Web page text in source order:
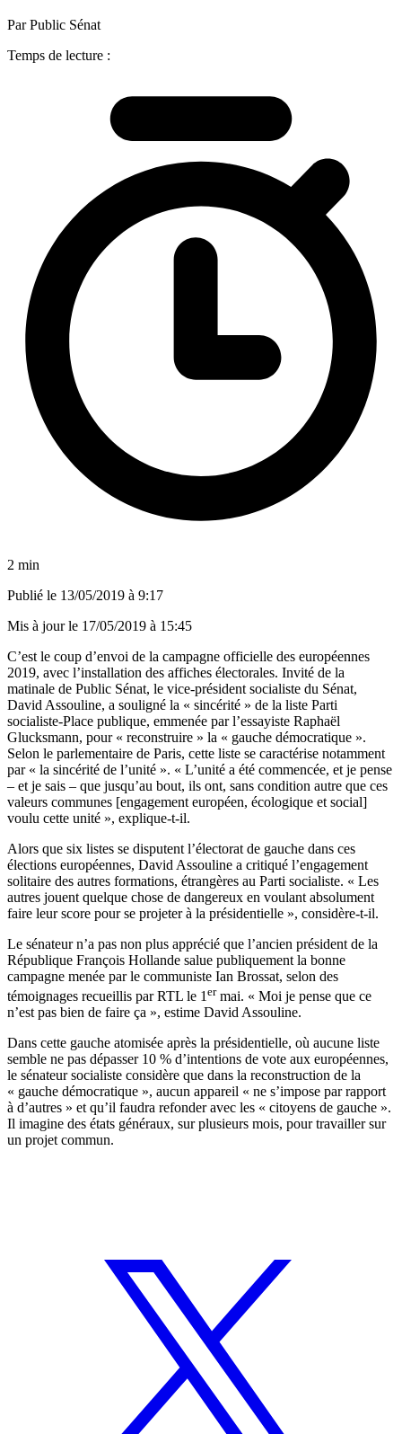
Par Public Sénat
Temps de lecture :
2 min
Publié le 13/05/2019 à 9:17
Mis à jour le 17/05/2019 à 15:45
C’est le coup d’envoi de la campagne officielle des européennes
2019, avec l’installation des affiches électorales. Invité de la
matinale de Public Sénat, le vice-président socialiste du Sénat,
David Assouline, a souligné la « sincérité » de la liste Parti
socialiste-Place publique, emmenée par l’essayiste Raphaël
Glucksmann, pour « reconstruire » la « gauche démocratique ».
Selon le parlementaire de Paris, cette liste se caractérise notamment
par « la sincérité de l’unité ». « L’unité a été commencée, et je pense
– et je sais – que jusqu’au bout, ils ont, sans condition autre que ces
valeurs communes [engagement européen, écologique et social]
voulu cette unité », explique-t-il.
Alors que six listes se disputent l’électorat de gauche dans ces
élections européennes, David Assouline a critiqué l’engagement
solitaire des autres formations, étrangères au Parti socialiste. « Les
autres jouent quelque chose de dangereux en voulant absolument
faire leur score pour se projeter à la présidentielle », considère-t-il.
Le sénateur n’a pas non plus apprécié que l’ancien président de la
République François Hollande salue publiquement la bonne
campagne menée par le communiste Ian Brossat, selon des
témoignages recueillis par RTL le 1 ermai. « Moi je pense que ce
n’est pas bien de faire ça », estime David Assouline.
Dans cette gauche atomisée après la présidentielle, où aucune liste
semble ne pas dépasser 10 % d’intentions de vote aux européennes,
le sénateur socialiste considère que dans la reconstruction de la
« gauche démocratique », aucun appareil « ne s’impose par rapport
à d’autres » et qu’il faudra refonder avec les « citoyens de gauche ».
Il imagine des états généraux, sur plusieurs mois, pour travailler sur
un projet commun.